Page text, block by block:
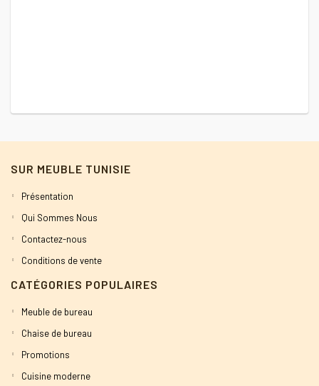
SUR MEUBLE TUNISIE
Présentation
Qui Sommes Nous
Contactez-nous
Conditions de vente
CATÉGORIES POPULAIRES
Meuble de bureau
Chaise de bureau
Promotions
Cuisine moderne